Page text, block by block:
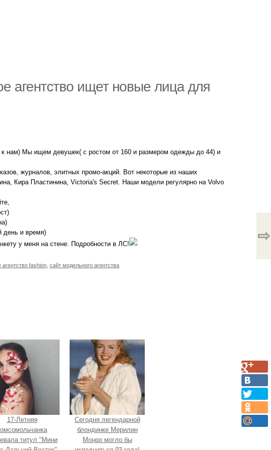
агентство ищет новые лица для
нам) Мы ищем девушек( с ростом от 160 и размером одежды до 44) и
журналов, элитных промо-акций. Вот некоторые из наших
Кира Пластинина, Victoria's Secret. Наши модели регулярно на Volvo
день и время)
у меня на стене. Подробности в ЛС!
fashion сайт модельного агентства
⇨
17-Летняя
титул "Мини
Сегодня легендарной
блондинке Мерилин
Монро могло бы